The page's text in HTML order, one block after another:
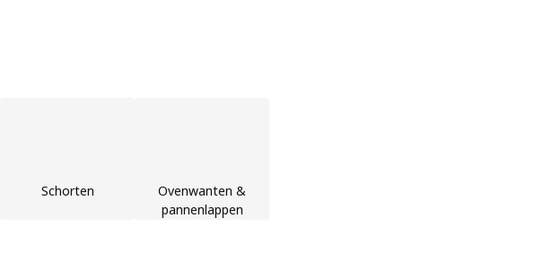
Schorten
Ovenwanten &
pannenlappen